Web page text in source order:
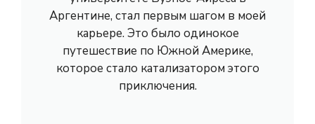
Аргентине, стал первым шагом в моей
карьере. Это было одинокое
путешествие по Южной Америке,
которое стало катализатором этого
приключения.